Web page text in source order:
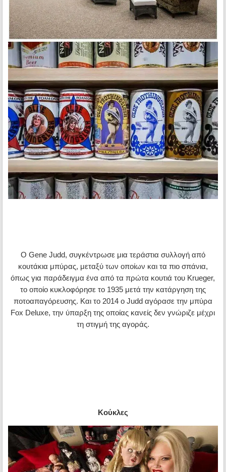
Ο Gene Judd, συγκέντρωσε μια τεράστια συλλογή από
κουτάκια μπύρας, μεταξύ των οποίων και τα πιο σπάνια,
όπως για παράδειγμα ένα από τα πρώτα κουτιά του Krueger,
το οποίο κυκλοφόρησε το 1935 μετά την κατάργηση της
ποτοαπαγόρευσης. Και το 2014 ο Judd αγόρασε την μπύρα
Fox Deluxe, την ύπαρξη της οποίας κανείς δεν γνώριζε μέχρι
τη στιγμή της αγοράς.
Κούκλες